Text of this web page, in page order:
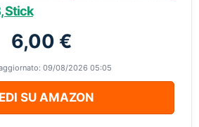
Stick
6,00 €
09/08/2026 05:05
SU AMAZON